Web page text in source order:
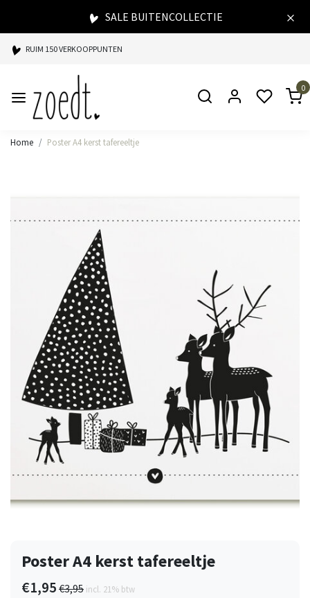
SALE BUITENCOLLECTIE
RUIM 150 VERKOOPPUNTEN
SPAARPUNTEN BIJ ELKE AANKOOP
SNELLE LEVERING
0
Home Poster A4 kerst tafereeltje
Poster A4 kerst tafereeltje
€1,95 €3,95 incl. 21% btw